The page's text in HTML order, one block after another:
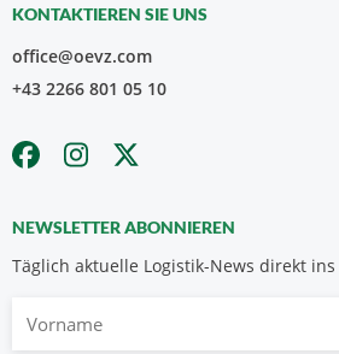
KONTAKTIEREN SIE UNS
office@oevz.com
+43 2266 801 05 10
NEWSLETTER ABONNIEREN
Täglich aktuelle Logistik-News direkt ins